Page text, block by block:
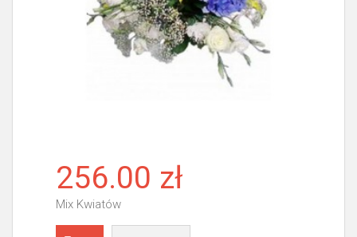
256.00 zł
Mix Kwiatów